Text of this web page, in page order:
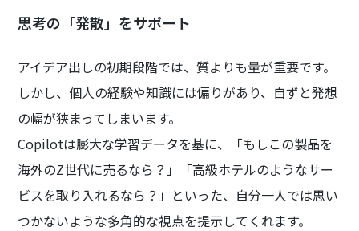
思考の「発散」をサポート
アイデア出しの初期段階では、質よりも量が重要です。
しかし、個人の経験や知識には偏りがあり、自ずと発想
の幅が狭まってしまいます。
Copilotは膨大な学習データを基に、「もしこの製品を
海外のZ世代に売るなら？」「高級ホテルのようなサー
ビスを取り入れるなら？」といった、自分一人では思い
つかないような多角的な視点を提示してくれます。